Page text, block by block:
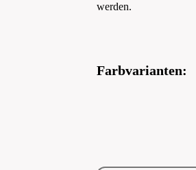
werden.
Farbvarianten: